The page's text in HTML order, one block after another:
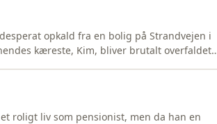
opkald fra en bolig på Strandvejen i
kæreste, Kim, bliver brutalt overfaldet i
roligt liv som pensionist, men da han en